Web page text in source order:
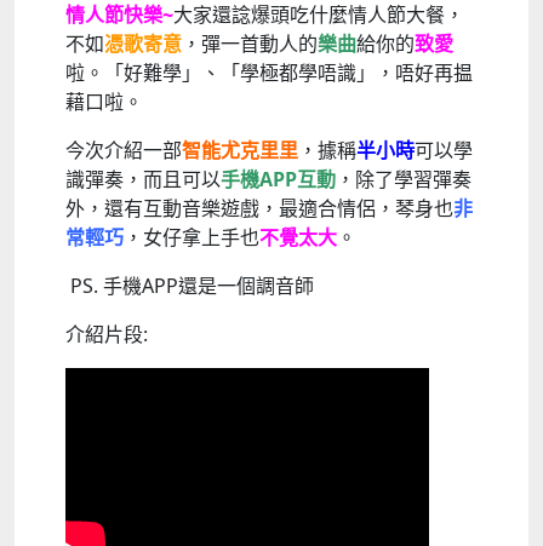
情人節快樂~大家還諗爆頭吃什麼情人節大餐，
不如憑歌寄意 ，彈一首動人的樂曲給你的致愛
啦。「好難學」、「學極都學唔識」，唔好再揾
藉口啦。
今次介紹一部智能尤克里里 ，據稱半小時可以學
識彈奏，而且可以手機APP互動 ，除了學習彈奏
外，還有互動音樂遊戲，最適合情侶，琴身也非
常輕巧 ，女仔拿上手也不覺太大 。
PS. 手機APP還是一個調音師
介紹片段: